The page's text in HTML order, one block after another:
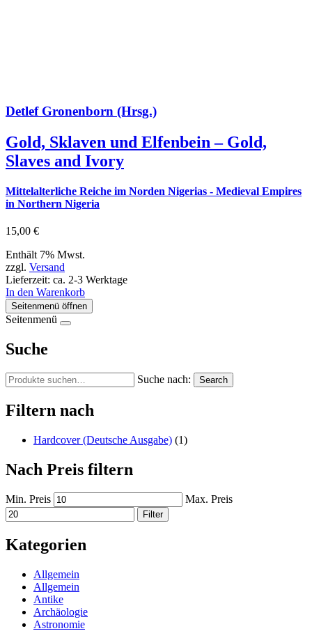
Detlef Gronenborn (Hrsg.)
Gold, Sklaven und Elfenbein – Gold,
Slaves and Ivory
Mittelalterliche Reiche im Norden Nigerias - Medieval Empires
in Northern Nigeria
15,00 €
Enthält 7% Mwst.
zzgl. Versand
Lieferzeit: ca. 2-3 Werktage
In den Warenkorb
Seitenmenü öffnen
Seitenmenü
Suche
Suche nach: Search
Filtern nach
Hardcover (Deutsche Ausgabe) (1)
Nach Preis filtern
Min. Preis Max. Preis
Filter
Kategorien
Allgemein
Allgemein
Antike
Archäologie
Astronomie